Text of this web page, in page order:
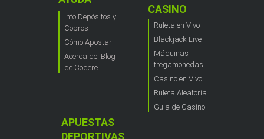
Info Depósitos y
Cobros
Cómo Apostar
Acerca del Blog
de Codere
CASINO
Ruleta en Vivo
Blackjack Live
Máquinas
tregamonedas
Casino en Vivo
Ruleta Aleatoria
Guia de Casino
APUESTAS